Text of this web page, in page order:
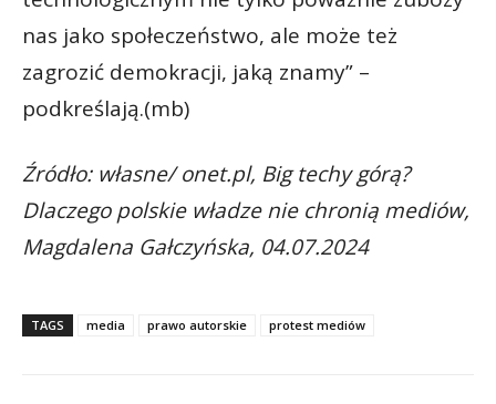
nas jako społeczeństwo, ale może też
zagrozić demokracji, jaką znamy” –
podkreślają.(mb)
Źródło: własne/ onet.pl, Big techy górą?
Dlaczego polskie władze nie chronią mediów,
Magdalena Gałczyńska, 04.07.2024
TAGS media prawo autorskie protest mediów